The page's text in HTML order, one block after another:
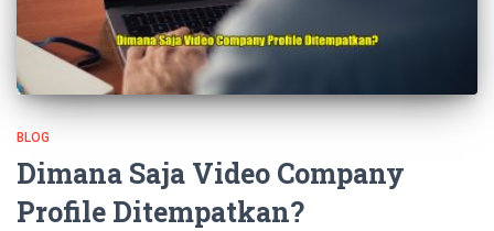
BLOG
Dimana Saja Video Company
Profile Ditempatkan?